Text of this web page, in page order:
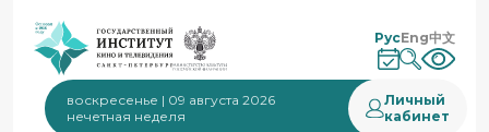
РусEng中文
воскресенье | 09 августа 2026
нечетная неделя
Личный
кабинет